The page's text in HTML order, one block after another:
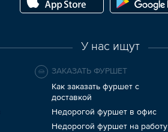
У нас ищут
ЗАКАЗАТЬ ФУРШЕТ
Как заказать фуршет с
доставкой
Недорогой фуршет в офис
Недорогой фуршет на работу